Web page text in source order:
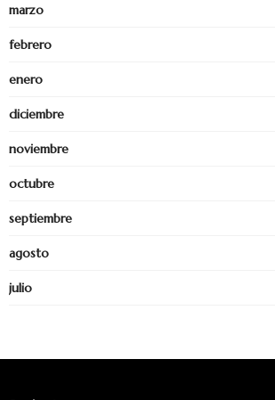
marzo
febrero
enero
diciembre
noviembre
octubre
septiembre
agosto
julio